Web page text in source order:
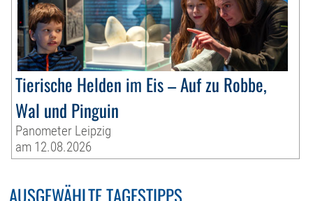
Tierische Helden im Eis – Auf zu Robbe,
Wal und Pinguin
Panometer Leipzig
am 12.08.2026
AUSGEWÄHLTE TAGESTIPPS